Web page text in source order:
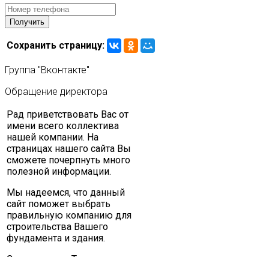
Сохранить страницу:
Группа "Вконтакте"
Обращение директора
Рад приветствовать Вас от
имени всего коллектива
нашей компании. На
страницах нашего сайта Вы
сможете почерпнуть много
полезной информации.
Мы надеемся, что данный
сайт поможет выбрать
правильную компанию для
строительства Вашего
фундамента и здания.